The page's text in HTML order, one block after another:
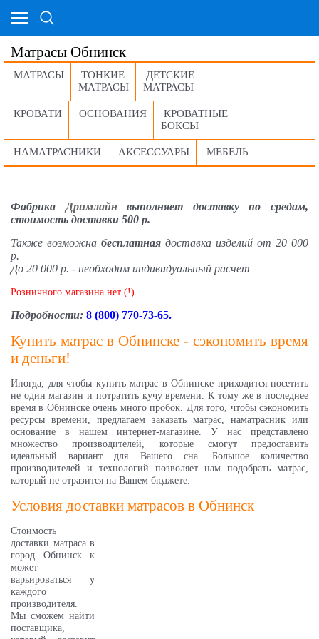
Матрасы Обнинск
МАТРАСЫ
ТОНКИЕ
МАТРАСЫ
ДЕТСКИЕ
МАТРАСЫ
КРОВАТИ ОСНОВАНИЯ
КРОВАТНЫЕ
БОКСЫ
НАМАТРАСНИКИ АКСЕССУАРЫ МЕБЕЛЬ
Фабрика Дримлайнвыполняет доставку по средам,
стоимость доставки 500 р.
Также возможна бесплатная доставка изделий от 20 000
р.
До 20 000 р. - необходим индивидуальный расчет
Розничного магазина нет (!)
Подробности: 8 (800) 770-73-65.
Купить матрас в Обнинске - сэкономить время
и деньги!
Иногда, для чтобы купить матрас в Обнинске приходится посетить
не один магазин и потратить кучу времени. К тому же в последнее
время в Обнинске очень много пробок. Для того, чтобы сэкономить
ресурсы времени, предлагаем заказать матрас, наматрасник или
основание в нашем интернет-магазине. У нас представлено
множество производителей, которые смогут предоставить
идеальный вариант для Вашего сна. Большое количество
производителей и технологий позволяет нам подобрать матрас,
который не отразится на Вашем бюджете.
Условия доставки матрасов в Обнинск
Стоимость
доставки матраса в
город Обнинск к
может
варьироваться у
каждого
производителя.
Мы сможем найти
поставщика,